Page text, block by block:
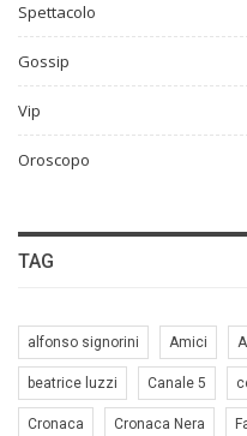
Spettacolo
Gossip
Vip
Oroscopo
TAG
alfonso signorini Amici
beatrice luzzi Canale 5
Cronaca Cronaca Nera